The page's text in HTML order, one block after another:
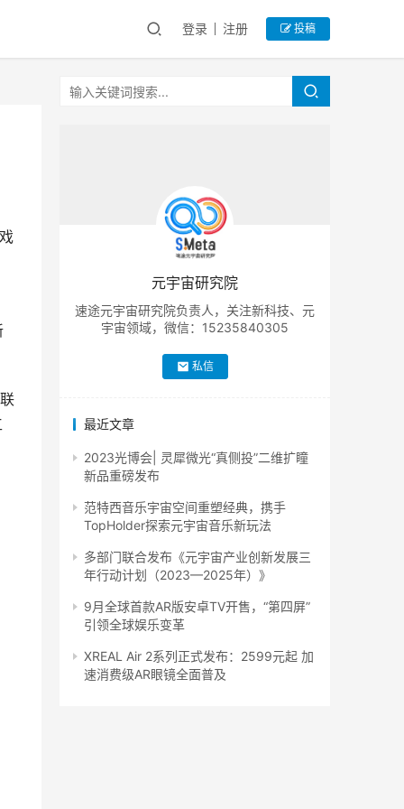
登录 注册 投稿
元宇宙研究院
速途元宇宙研究院负责人，关注新科技、元
宇宙领域，微信：15235840305
私信
最近文章
2023光博会| 灵犀微光“真侧投”二维扩瞳
新品重磅发布
范特西音乐宇宙空间重塑经典，携手
TopHolder探索元宇宙音乐新玩法
多部门联合发布《元宇宙产业创新发展三
年行动计划（2023—2025年）》
9月全球首款AR版安卓TV开售，“第四屏”
引领全球娱乐变革
XREAL Air 2系列正式发布：2599元起 加
速消费级AR眼镜全面普及